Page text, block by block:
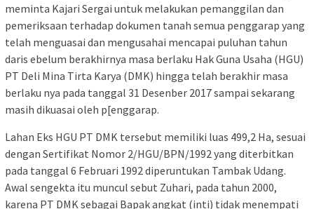
meminta Kajari Sergai untuk melakukan pemanggilan dan
pemeriksaan terhadap dokumen tanah semua penggarap yang
telah menguasai dan mengusahai mencapai puluhan tahun
daris ebelum berakhirnya masa berlaku Hak Guna Usaha (HGU)
PT Deli Mina Tirta Karya (DMK) hingga telah berakhir masa
berlaku nya pada tanggal 31 Desenber 2017 sampai sekarang
masih dikuasai oleh p[enggarap.
Lahan Eks HGU PT DMK tersebut memiliki luas 499,2 Ha, sesuai
dengan Sertifikat Nomor 2/HGU/BPN/1992 yang diterbitkan
pada tanggal 6 Februari 1992 diperuntukan Tambak Udang.
Awal sengekta itu muncul sebut Zuhari, pada tahun 2000,
karena PT DMK sebagai Bapak angkat (inti) tidak menempati